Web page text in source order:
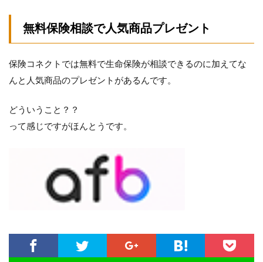
無料保険相談で人気商品プレゼント
保険コネクトでは無料で生命保険が相談できるのに加えてな
んと人気商品のプレゼントがあるんです。
どういうこと？？
って感じですがほんとうです。